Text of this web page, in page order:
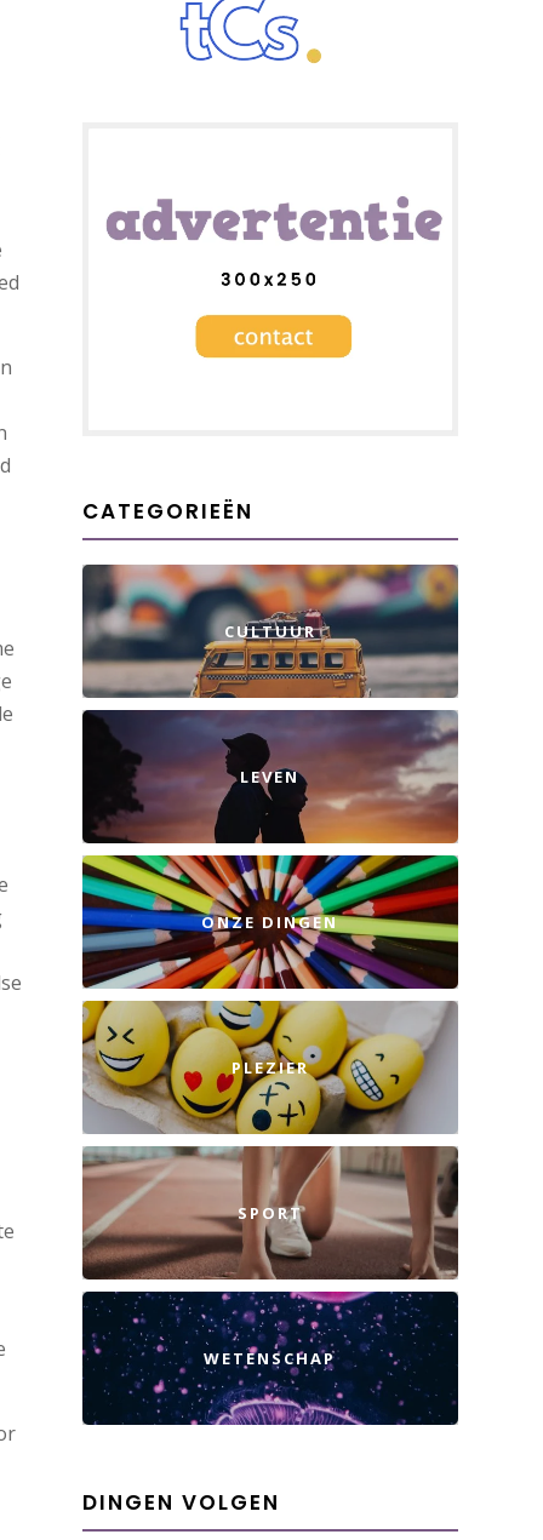
CATEGORIEËN
CULTUUR
LEVEN
ONZE DINGEN
PLEZIER
SPORT
WETENSCHAP
DINGEN VOLGEN